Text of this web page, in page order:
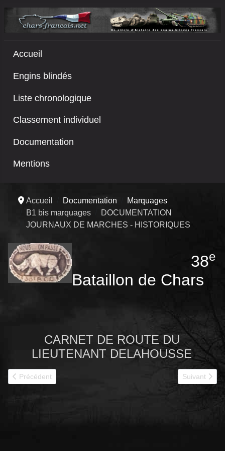
Accueil
Engins blindés
Liste chronologique
Classement individuel
Documentation
Mentions
Accueil Documentation
Marquages
B1 bis marquages
DOCUMENTATION
JOURNAUX DE MARCHES - HISTORIQUES
38e
Bataillon de Chars
CARNET DE ROUTE DU
LIEUTENANT DELAHOUSSE
Article précédent : 1940 - 38e BCC historique
Précédent Article
Suivant